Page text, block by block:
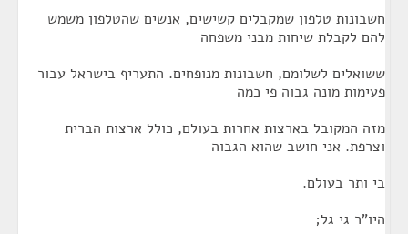
חשבונות טלפון שמקבלים קשישים, אנשים שהטלפון משמש
להם לקבלת שיחות מבני משפחה
ששואלים לשלומם, חשבונות מנופחים. התעריף בישראל עבור
פעימות מונה גבוה פי כמה
מזה המקובל בארצות אחרות בעולם, כולל ארצות הברית
וצרפת. אני חושב שהוא הגבוה
בי ותר בעולם.
היו"ר גי גל;